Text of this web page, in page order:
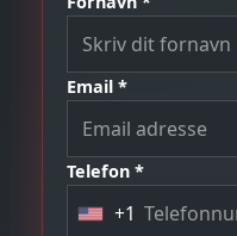
Email *
Telefon *
U +1